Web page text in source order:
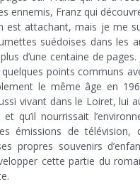
ennemis, Franz qui
est attachant, mais je me
suédoises dans les
d’une centaine de pages.
points communs
le même âge en
vivant dans le Loiret, lui
qu’il nourrissait
émissions de télévision,
propres souvenirs
cette partie du